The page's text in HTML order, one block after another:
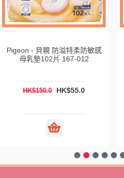
Pigeon - 貝親 防溢特柔防敏感
母乳墊102片 167-012
HK$150.0 HK$55.0